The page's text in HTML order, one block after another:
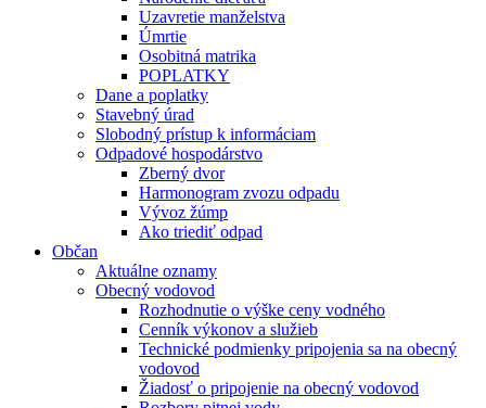
Uzavretie manželstva
Úmrtie
Osobitná matrika
POPLATKY
Dane a poplatky
Stavebný úrad
Slobodný prístup k informáciam
Odpadové hospodárstvo
Zberný dvor
Harmonogram zvozu odpadu
Vývoz žúmp
Ako triediť odpad
Občan
Aktuálne oznamy
Obecný vodovod
Rozhodnutie o výške ceny vodného
Cenník výkonov a služieb
Technické podmienky pripojenia sa na obecný
vodovod
Žiadosť o pripojenie na obecný vodovod